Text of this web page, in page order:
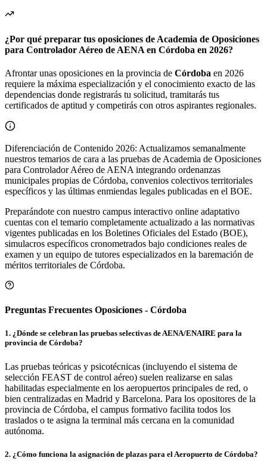
¿Por qué preparar tus oposiciones de Academia de Oposiciones
para Controlador Aéreo de AENA en Córdoba en 2026?
Afrontar unas oposiciones en la provincia de Córdoba en 2026
requiere la máxima especialización y el conocimiento exacto de las
dependencias donde registrarás tu solicitud, tramitarás tus
certificados de aptitud y competirás con otros aspirantes regionales.
Diferenciación de Contenido 2026: Actualizamos semanalmente
nuestros temarios de cara a las pruebas de Academia de Oposiciones
para Controlador Aéreo de AENA integrando ordenanzas
municipales propias de Córdoba, convenios colectivos territoriales
específicos y las últimas enmiendas legales publicadas en el BOE.
Preparándote con nuestro campus interactivo online adaptativo
cuentas con el temario completamente actualizado a las normativas
vigentes publicadas en los Boletines Oficiales del Estado (BOE),
simulacros específicos cronometrados bajo condiciones reales de
examen y un equipo de tutores especializados en la baremación de
méritos territoriales de Córdoba.
Preguntas Frecuentes Oposiciones - Córdoba
1. ¿Dónde se celebran las pruebas selectivas de AENA/ENAIRE para la
provincia de Córdoba?
Las pruebas teóricas y psicotécnicas (incluyendo el sistema de
selección FEAST de control aéreo) suelen realizarse en salas
habilitadas especialmente en los aeropuertos principales de red, o
bien centralizadas en Madrid y Barcelona. Para los opositores de la
provincia de Córdoba, el campus formativo facilita todos los
traslados o te asigna la terminal más cercana en la comunidad
autónoma.
2. ¿Cómo funciona la asignación de plazas para el Aeropuerto de Córdoba?